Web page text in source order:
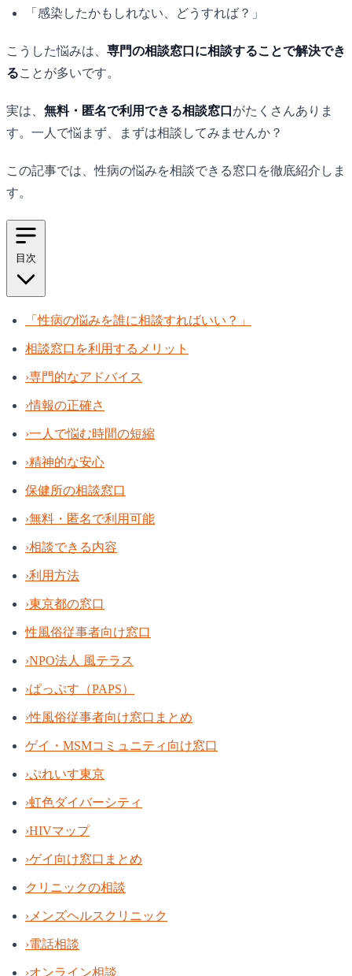
「感染したかもしれない、どうすれば？」
こうした悩みは、 専門の相談窓口に相談することで解決でき
ることが多いです。
実は、 無料・匿名で利用できる相談窓口 がたくさんありま
す。一人で悩まず、まずは相談してみませんか？
この記事では、性病の悩みを相談できる窓口を徹底紹介しま
す。
目次
「性病の悩みを誰に相談すればいい？」
相談窓口を利用するメリット
›専門的なアドバイス
›情報の正確さ
›一人で悩む時間の短縮
›精神的な安心
保健所の相談窓口
›無料・匿名で利用可能
›相談できる内容
›利用方法
›東京都の窓口
性風俗従事者向け窓口
›NPO法人 風テラス
›ぱっぷす（PAPS）
›性風俗従事者向け窓口まとめ
ゲイ・MSMコミュニティ向け窓口
›ぷれいす東京
›虹色ダイバーシティ
›HIVマップ
›ゲイ向け窓口まとめ
クリニックの相談
› メンズヘルスクリニック
›電話相談
›オンライン相談